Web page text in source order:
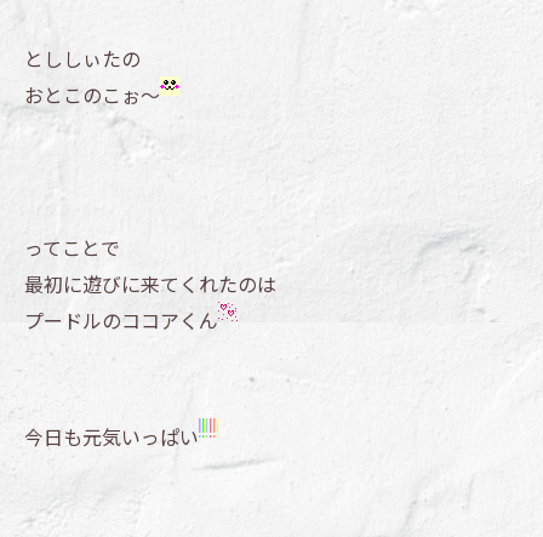
とししぃたの
おとこのこぉ～
ってことで
最初に遊びに来てくれたのは
プードルのココアくん
今日も元気いっぱい